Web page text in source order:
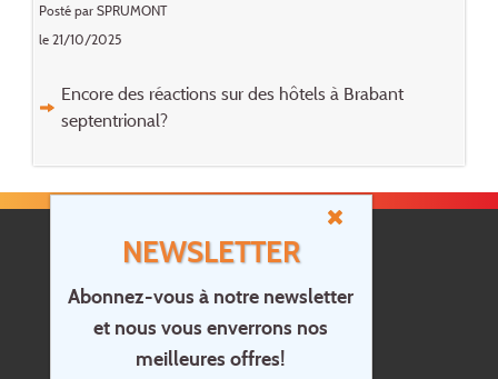
NEWSLETTER
Abonnez-vous à notre newsletter
et nous vous enverrons nos
meilleures offres!
Posté par SPRUMONT
le 21/10/2025
Encore des réactions sur des hôtels à Brabant
septentrional?
Accueil
Contact